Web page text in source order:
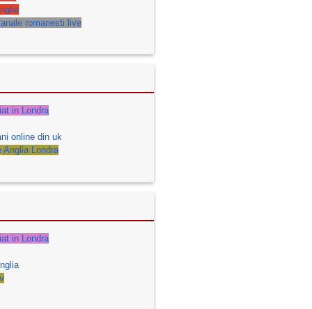
romanesti live
in Londra
online din uk
Anglia Londra
in Londra